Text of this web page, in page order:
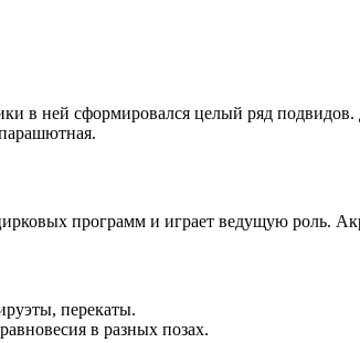
в ней сформировался целый ряд
программ и играет ведущую роль.
перекаты.
в разных позах.